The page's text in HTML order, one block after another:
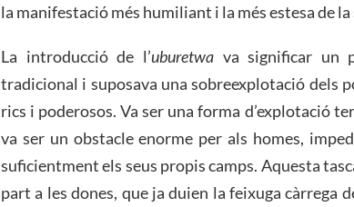
la manifestació més humiliant i la més estesa de
La introducció de l’uburetwava significar un
tradicional i suposava una sobreexplotació dels
rics i poderosos. Va ser una forma d’explotació
va ser un obstacle enorme per als homes,
suficientment els seus propis camps. Aquesta
part a les dones, que ja duien la feixuga càrrega